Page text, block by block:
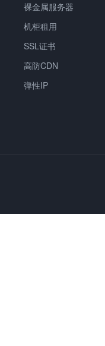
裸金属服务器
机柜租用
SSL证书
高防CDN
弹性IP